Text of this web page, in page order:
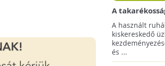
A
ösztönzésére
országra
A használt
kiskereskedő
és ...